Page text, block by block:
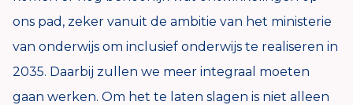
ons pad, zeker vanuit de ambitie van het ministerie
van onderwijs om inclusief onderwijs te realiseren in
2035. Daarbij zullen we meer integraal moeten
gaan werken. Om het te laten slagen is niet alleen